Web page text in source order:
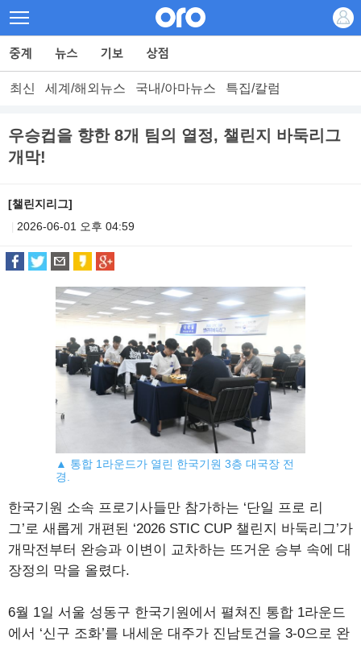
최신 세계/해외뉴스 국내/아마뉴스 특집/칼럼
우승컵을 향한 8개 팀의 열정, 챌린지 바둑리그
개막!
[챌린지리그]
2026-06-01 오후 04:59
▲ 통합 1라운드가 열린 한국기원 3층 대국장 전
경.
한국기원 소속 프로기사들만 참가하는 ‘단일 프로 리
그’로 새롭게 개편된 ‘2026 STIC CUP 챌린지 바둑리그’가
개막전부터 완승과 이변이 교차하는 뜨거운 승부 속에 대
장정의 막을 올렸다.
6월 1일 서울 성동구 한국기원에서 펼쳐진 통합 1라운드
에서 ‘신구 조화’를 내세운 대주가 진남토건을 3-0으로 완